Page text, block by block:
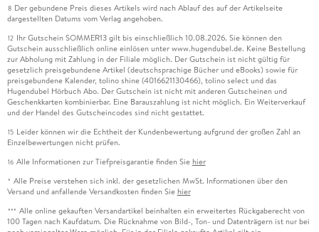
8 Der gebundene Preis dieses Artikels wird nach Ablauf des auf der Artikelseite
dargestellten Datums vom Verlag angehoben.
12 Ihr Gutschein SOMMER13 gilt bis einschließlich 10.08.2026. Sie können den
Gutschein ausschließlich online einlösen unter www.hugendubel.de. Keine Bestellung
zur Abholung mit Zahlung in der Filiale möglich. Der Gutschein ist nicht gültig für
gesetzlich preisgebundene Artikel (deutschsprachige Bücher und eBooks) sowie für
preisgebundene Kalender, tolino shine (4016621130466), tolino select und das
Hugendubel Hörbuch Abo. Der Gutschein ist nicht mit anderen Gutscheinen und
Geschenkkarten kombinierbar. Eine Barauszahlung ist nicht möglich. Ein Weiterverkauf
und der Handel des Gutscheincodes sind nicht gestattet.
15 Leider können wir die Echtheit der Kundenbewertung aufgrund der großen Zahl an
Einzelbewertungen nicht prüfen.
16 Alle Informationen zur Tiefpreisgarantie finden Sie hier
* Alle Preise verstehen sich inkl. der gesetzlichen MwSt. Informationen über den
Versand und anfallende Versandkosten finden Sie hier
*** Alle online gekauften Versandartikel beinhalten ein erweitertes Rückgaberecht von
100 Tagen nach Kaufdatum. Die Rücknahme von Bild-, Ton- und Datenträgern ist nur bei